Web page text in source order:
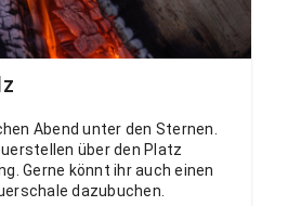
Abend unter den Sternen.
über den Platz
Gerne könnt ihr auch einen
dazubuchen.